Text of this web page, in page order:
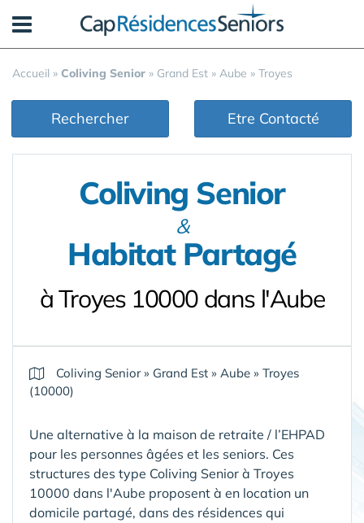
Accueil » Coliving Senior » Grand Est » Aube » Troyes
Rechercher Etre Contacté
Coliving Senior
&
Habitat Partagé
à Troyes 10000 dans l'Aube
Coliving Senior» Grand Est » Aube » Troyes
(10000)
Une alternative à la maison de retraite / l’EHPAD
pour les personnes âgées et les seniors. Ces
structures des type Coliving Senior à Troyes
10000 dans l'Aube proposent à en location un
domicile partagé, dans des résidences qui